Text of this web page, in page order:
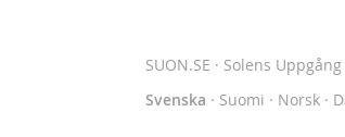
SUON.SE · Solens
Svenska · Suomi · Norsk ·